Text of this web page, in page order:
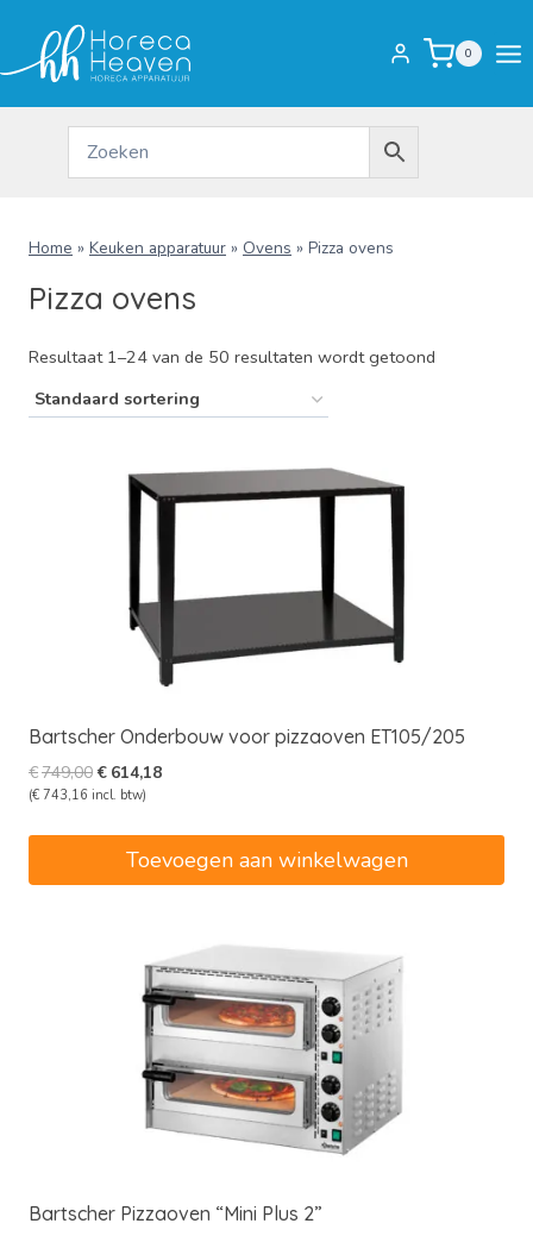
inhoud
0
Home » Keuken apparatuur » Ovens » Pizza ovens
Pizza ovens
Resultaat 1–24 van de 50 resultaten wordt getoond
Bartscher Onderbouw voor pizzaoven ET105/205
€749,00Oorspronkelijke
prijs
€ 614,18Huidige
(€ 743,16 incl. btw)
Toevoegen aan winkelwagen
Bartscher Pizzaoven “Mini Plus 2”